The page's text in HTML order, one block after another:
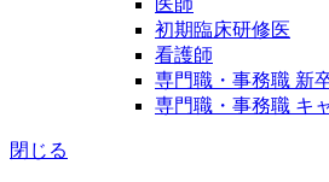
初期臨床研修医
看護師
専門職・事務職 新
専門職・事務職 キ
閉じる